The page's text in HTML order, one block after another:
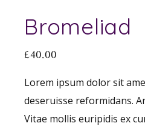
Bromeliad
£40.00
Lorem ipsum dolor sit
deseruisse reformidans.
Vitae mollis euripidis ex